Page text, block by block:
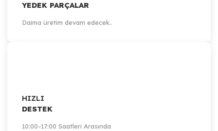
YEDEK PARÇALAR
Daima üretim devam edecek..
HIZLI
DESTEK
10:00-17:00 Saatleri Arasında